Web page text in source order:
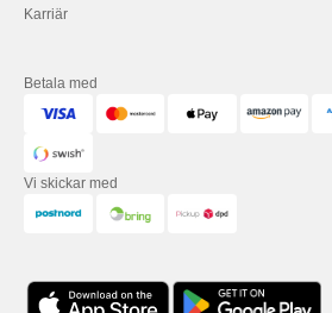
Karriär
Betala med
Vi skickar med